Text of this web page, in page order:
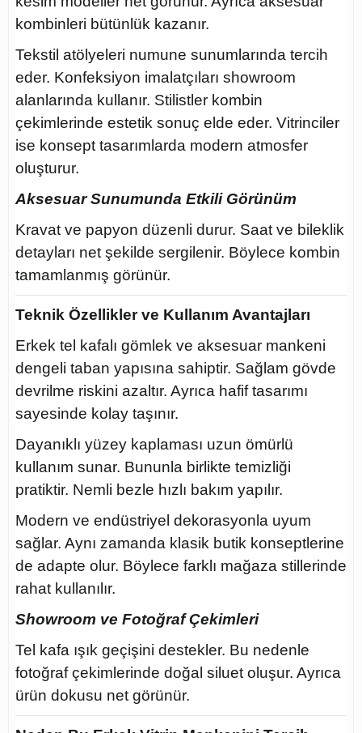
kombinleri bütünlük kazanır.
Tekstil atölyeleri numune sunumlarında tercih
eder. Konfeksiyon imalatçıları showroom
alanlarında kullanır. Stilistler kombin
çekimlerinde estetik sonuç elde eder. Vitrinciler
ise konsept tasarımlarda modern atmosfer
oluşturur.
Aksesuar Sunumunda Etkili Görünüm
Kravat ve papyon düzenli durur. Saat ve bileklik
detayları net şekilde sergilenir. Böylece kombin
tamamlanmış görünür.
Teknik Özellikler ve Kullanım Avantajları
Erkek tel kafalı gömlek ve aksesuar mankeni
dengeli taban yapısına sahiptir. Sağlam gövde
devrilme riskini azaltır. Ayrıca hafif tasarımı
sayesinde kolay taşınır.
Dayanıklı yüzey kaplaması uzun ömürlü
kullanım sunar. Bununla birlikte temizliği
pratiktir. Nemli bezle hızlı bakım yapılır.
Modern ve endüstriyel dekorasyonla uyum
sağlar. Aynı zamanda klasik butik konseptlerine
de adapte olur. Böylece farklı mağaza stillerinde
rahat kullanılır.
Showroom ve Fotoğraf Çekimleri
Tel kafa ışık geçişini destekler. Bu nedenle
fotoğraf çekimlerinde doğal siluet oluşur. Ayrıca
ürün dokusu net görünür.